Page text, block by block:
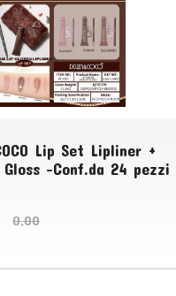
Lip Set Lipliner +
-Conf.da 24 pezzi
0,00